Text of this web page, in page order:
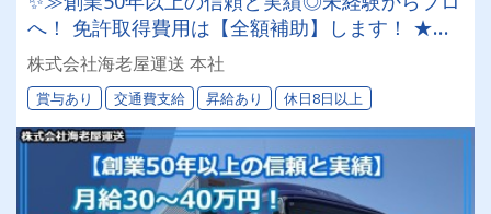
へ！ 免許取得費用は【全額補助】します！ ★リ
クエストOKの100～200円のお弁当あり★賞与年
2回＆都度昇給で頑張りを評価！★週休2日制（土
日・他）でプライベートも充実◎
株式会社海老屋運送 本社
賞与あり 交通費支給 昇給あり 休日8日以上